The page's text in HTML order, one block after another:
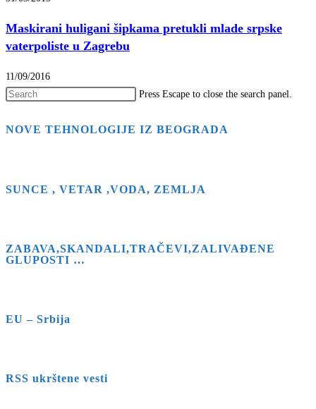
Maskirani huligani šipkama pretukli mlade srpske
vaterpoliste u Zagrebu
11/09/2016
Press Escape to close the search panel.
NOVE TEHNOLOGIJE IZ BEOGRADA
SUNCE , VETAR ,VODA, ZEMLJA
ZABAVA,SKANDALI,TRAČEVI,ZALIVAĐENE
GLUPOSTI …
EU – Srbija
RSS ukrštene vesti